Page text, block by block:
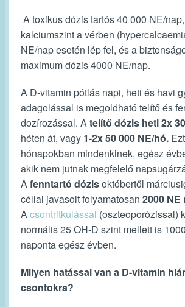
A toxikus dózis tartós 40 000 NE/
kalciumszint a vérben
NE/nap esetén lép fel, és a
maximum dózis 4000 NE/nap.
A D-vitamin pótlás napi, heti és havi
adagolással is megoldható telítő és
dozírozással. Atelítő dózis heti 2x
héten át, vagy 1-2x 50 000 NE/hó.
hónapokban mindenkinek, egész
akik nem jutnak megfelelő
Afenntartó dózisoktóbertől
céllal javasolt folyamatosan 2000
Acsontritkulással (oszteoporózissal)
normális 25 OH-D szint mellett is
naponta egész évben.
Milyen hatással van a D-vitamin
csontokra?